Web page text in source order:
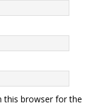
this browser for the